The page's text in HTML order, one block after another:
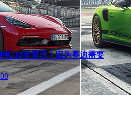
718将复活！因为奥迪需要